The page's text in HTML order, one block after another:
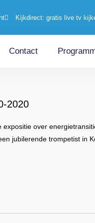
Kijkdirect: gratis live tv
Contact
2020
over
jubilerende trompetist in